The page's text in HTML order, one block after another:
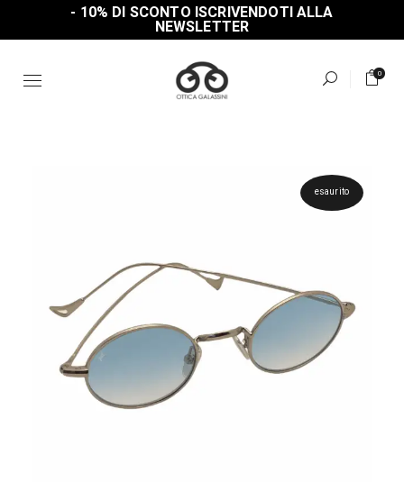
the
- 10% DI SCONTO ISCRIVENDOTI ALLA
NEWSLETTER
0
esaurito